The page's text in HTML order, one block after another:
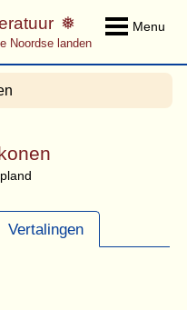
Menu
Noordse landen
Vertalingen